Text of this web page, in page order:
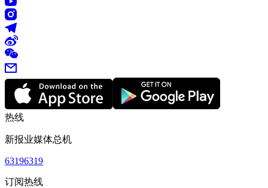
热线
新报业媒体总机
63196319
订阅热线